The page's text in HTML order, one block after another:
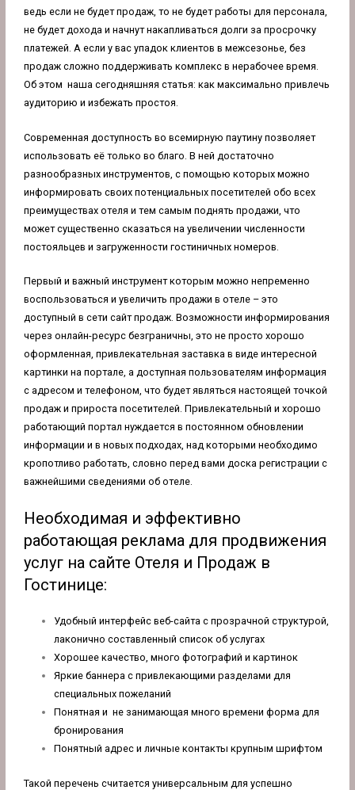
ведь если не будет продаж, то не будет работы для персонала,
не будет дохода и начнут накапливаться долги за просрочку
платежей. А если у вас упадок клиентов в межсезонье, без
продаж сложно поддерживать комплекс в нерабочее время.
Об этом наша сегодняшняя статья: как максимально привлечь
аудиторию и избежать простоя.
Современная доступность во всемирную паутину позволяет
использовать её только во благо. В ней достаточно
разнообразных инструментов, с помощью которых можно
информировать своих потенциальных посетителей обо всех
преимуществах отеля и тем самым поднять продажи, что
может существенно сказаться на увеличении численности
постояльцев и загруженности гостиничных номеров.
Первый и важный инструмент которым можно непременно
воспользоваться и увеличить продажи в отеле – это
доступный в сети сайт продаж. Возможности информирования
через онлайн-ресурс безграничны, это не просто хорошо
оформленная, привлекательная заставка в виде интересной
картинки на портале, а доступная пользователям информация
с адресом и телефоном, что будет являться настоящей точкой
продаж и прироста посетителей. Привлекательный и хорошо
работающий портал нуждается в постоянном обновлении
информации и в новых подходах, над которыми необходимо
кропотливо работать, словно перед вами доска регистрации с
важнейшими сведениями об отеле.
Необходимая и эффективно
работающая реклама для продвижения
услуг на сайте Отеля и Продаж в
Гостинице:
Удобный интерфейс веб-сайта с прозрачной структурой,
лаконично составленный список об услугах
Хорошее качество, много фотографий и картинок
Яркие баннера с привлекающими разделами для
специальных пожеланий
Понятная и не занимающая много времени форма для
бронирования
Понятный адрес и личные контакты крупным шрифтом
Такой перечень считается универсальным для успешно